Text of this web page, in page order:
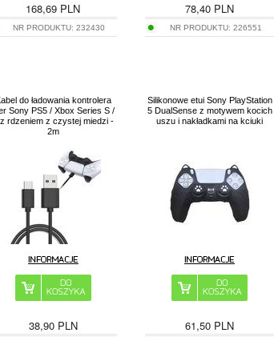
168,69 PLN
NR PRODUKTU:232430
78,40 PLN
NR PRODUKTU: 226551
do ładowania kontrolera
Sony PS5 / Xbox Series S /
rdzeniem z czystej miedzi -
2m
38,90PLN
Silikonowe etui Sony PlayStation
5 DualSense z motywem kocich
uszu i nakładkami na kciuki
61,50 PLN